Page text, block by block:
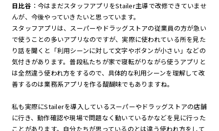
日比谷 ：今はまだスタッフアプリをStailer主導で改修できていませ
んが、今後やっていきたいと思っています。
スタッフアプリは、スーパーやドラッグストアの従業員の方が急い
で使うことの多いアプリなのですが、実際に使われている所を見た
り話を聞くと「利用シーンに対して文字やボタンが小さい」などの
気付きがあります。普段私たちが家で寝転がりながら使うアプリと
は全然違う使われ方をするので、具体的な利用シーンを理解して改
善するのは業務系アプリを作る醍醐味でもありますね。
私も実際にStailerを導入しているスーパーやドラッグストアの店舗
に行き、動作確認や現場で問題なく動いているかなどを見に行った
ことがあります。自分たちが思っているのとは違う使われ方をして